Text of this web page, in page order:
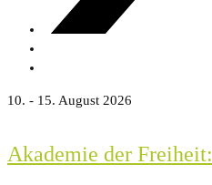
10. - 15. August 2026
Akademie der Freiheit: